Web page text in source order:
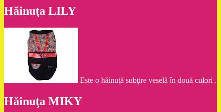
Hăinuţa LILY
Este o hăinuţă subţire veselă în două culori .
Hăinuţa MIKY